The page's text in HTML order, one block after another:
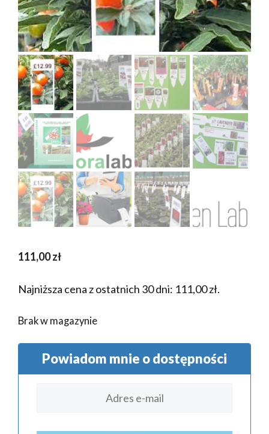
111,00zł
Najniższa cena z ostatnich 30 dni: 111,00zł.
Brak w magazynie
Powiadom mnie o dostępności